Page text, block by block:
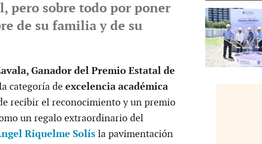
pero sobre todo por poner
de su familia y de su
Ganador del Premio Estatal de
categoría deexcelencia académica
recibir el reconocimiento y un premio
un regalo extraordinario del
Riquelme Solísla pavimentación